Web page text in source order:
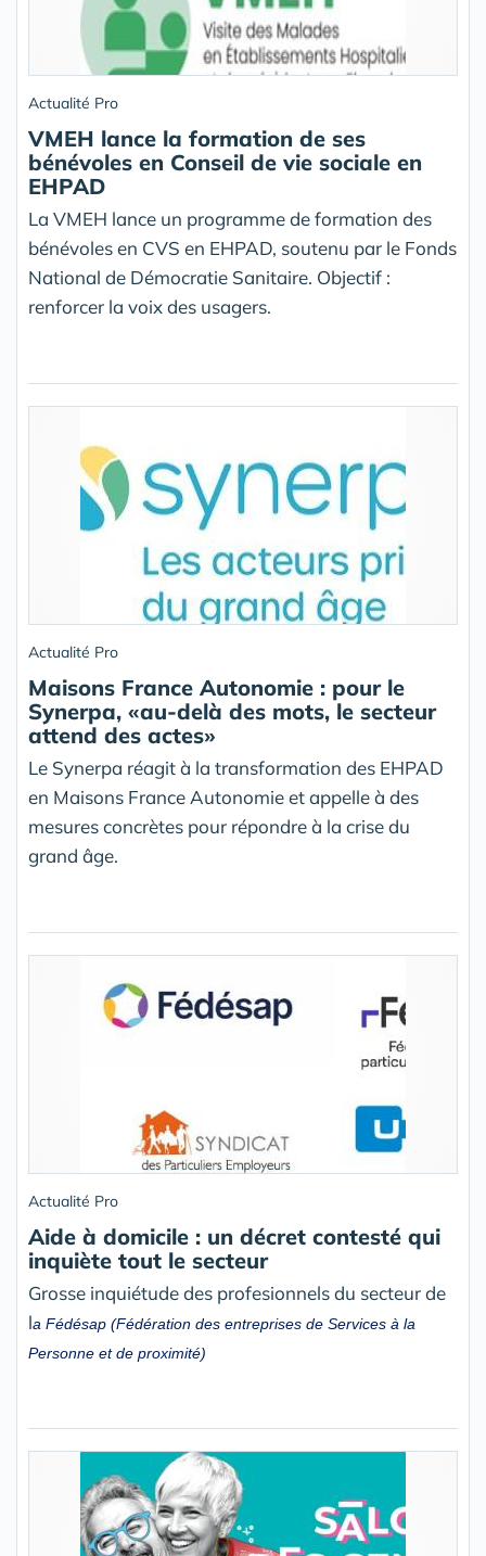
Actualité Pro
VMEH lance la formation de ses
bénévoles en Conseil de vie sociale en
EHPAD
La VMEH lance un programme de formation des
bénévoles en CVS en EHPAD, soutenu par le Fonds
National de Démocratie Sanitaire. Objectif :
renforcer la voix des usagers.
Actualité Pro
Maisons France Autonomie : pour le
Synerpa, «au-delà des mots, le secteur
attend des actes»
Le Synerpa réagit à la transformation des EHPAD
en Maisons France Autonomie et appelle à des
mesures concrètes pour répondre à la crise du
grand âge.
Actualité Pro
Aide à domicile : un décret contesté qui
inquiète tout le secteur
Grosse inquiétude des profesionnels du secteur de
la Fédésap (Fédération des entreprises de Services à la
Personne et de proximité)